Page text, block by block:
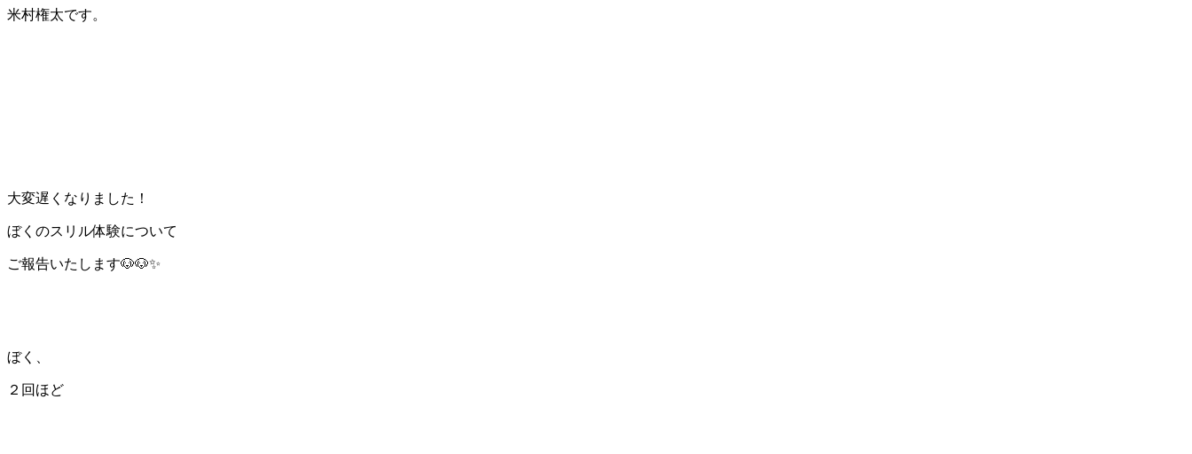
米村権太です。
大変遅くなりました！
ぼくのスリル体験について
ご報告いたします🐶🐶✨
ぼく、
２回ほど